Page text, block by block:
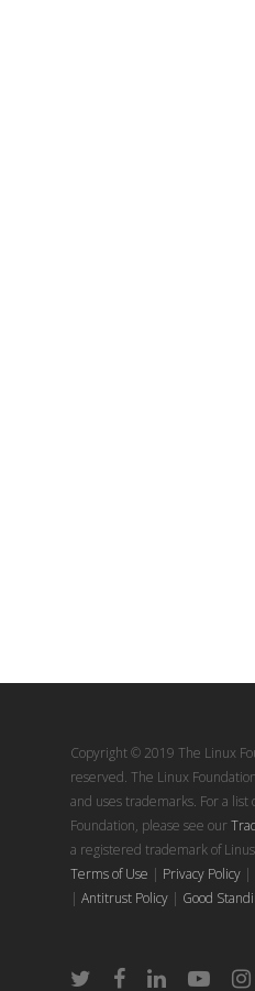
Copyright © 2019 The Linux
reserved. The Linux
and uses trademarks. For a
Foundation, please see our
a registered trademark of
Terms of Use | Privacy Policy |
| Antitrust Policy | Good